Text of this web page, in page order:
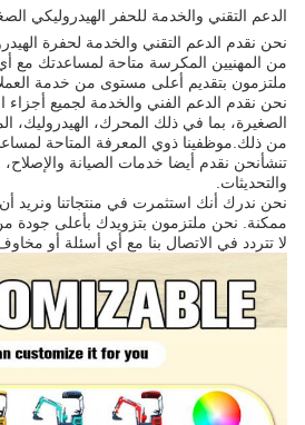
الدعم التقني والخدمة للحفر الهيدروليكي
نحن نقدم الدعم التقني والخدمة لحفرة
من المهنيين المكرسة متاحة لمساعدتك مع
ملتزمون بتقديم أعلى مستوى من خدمة
نحن نقدم الدعم الفني والخدمة لجميع أجزاء
الصغيرة، بما في ذلك المحرك، الهيدروليك،
من ذلك.موظفينا ذوي المعرفة المتاحة
تنشأنحن نقدم أيضا خدمات الصيانة
والتحديثات.
نحن ندرك أنك استثمرت في منتجاتنا ونريد
ممكنة. نحن ملتزمون بتزويدك بأعلى جودة
لا تتردد في الاتصال بنا مع أي أسئلة أو مخاوف.